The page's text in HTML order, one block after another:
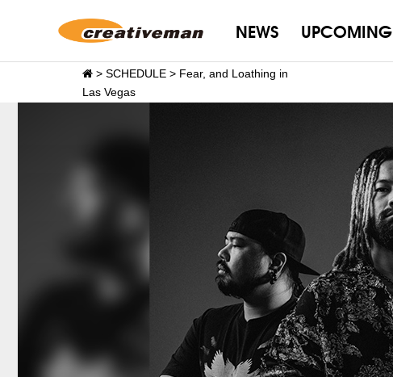
NEWS UPCOMING
> SCHEDULE > Fear, and Loathing in
Las Vegas